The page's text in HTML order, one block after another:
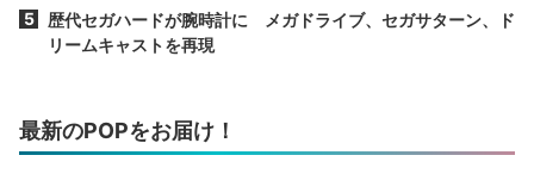
歴代セガハードが腕時計に メガドライブ、セガサターン、ド
リームキャストを再現
最新のPOPをお届け！